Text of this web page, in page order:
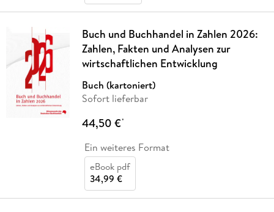
Buch und Buchhandel in Zahlen 2026:
Zahlen, Fakten und Analysen zur
wirtschaftlichen Entwicklung
Buch (kartoniert)
Sofort lieferbar
44,50 €*
Ein weiteres Format
eBook pdf
34,99 €